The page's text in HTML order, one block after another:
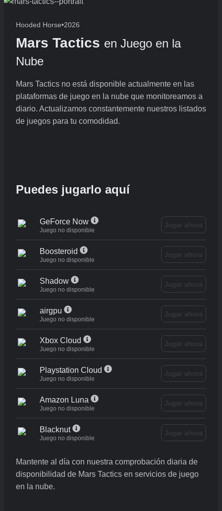
Hooded Horse•2026
Mars Tactics en Juego en la
Nube
Mars Tactics no está disponible actualmente en las
plataformas de juego en la nube que monitoreamos a
diario. Actualizamos constantemente nuestros listados
de juegos para tu comodidad.
Puedes jugarlo aquí
GeForce Now
Juego no disponible
Jugar ahora
Boosteroid
Juego no disponible
Jugar ahora
Shadow
Juego no disponible
Jugar ahora
airgpu
Juego no disponible
Jugar ahora
Xbox Cloud
Juego no disponible
Jugar ahora
Playstation Cloud
Juego no disponible
Jugar ahora
Amazon Luna
Juego no disponible
Jugar ahora
Blacknut
Juego no disponible
Jugar ahora
Mantente al día con nuestra comprobación diaria de
disponibilidad de Mars Tactics en servicios de juego
en la nube.